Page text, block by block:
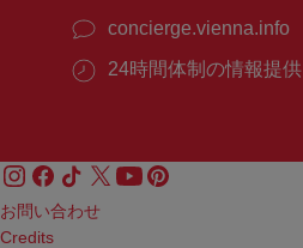
concierge.vienna.info
24時間体制の情報提供
お問い合わせ
Credits